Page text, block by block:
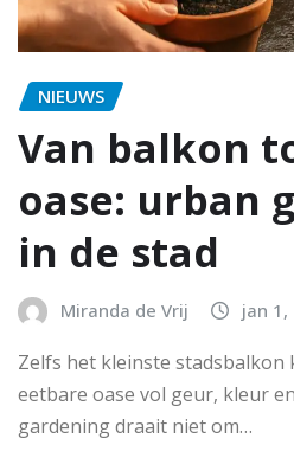
NIEUWS
Van balkon
oase: urban
in de stad
Miranda de Vrij jan 1,
Zelfs het kleinste
eetbare oase vol geur, kleur
gardening draait niet om…